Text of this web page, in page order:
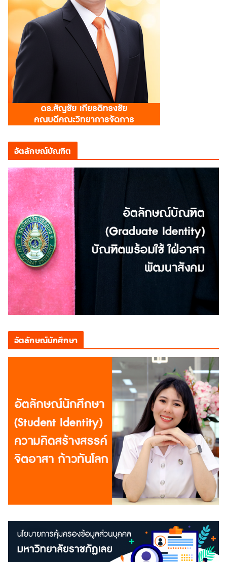
อัตลักษณ์บัณฑิต
อัตลักษณ์นักศึกษา